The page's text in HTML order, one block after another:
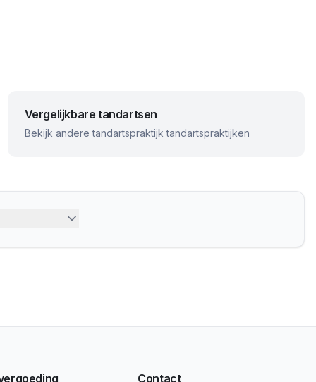
Vergelijkbare tandartsen
Bekijk anderetandartspraktijk tandartspraktijken
Contact